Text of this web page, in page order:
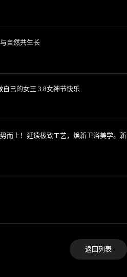
自然共生长
自己的女王 3.8女神节快乐
而上！延续极致工艺，焕新卫浴美学。新
返回列表